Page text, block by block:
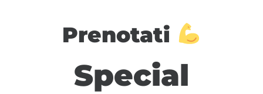
Prenotati
Special